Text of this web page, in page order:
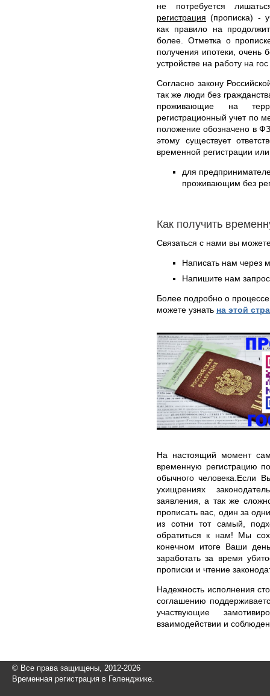
не потребуется
регистрация (прописка) -
как правило на
более. Отметка о
получения ипотеки, очень
устройстве на работу на
Согласно закону
так же люди без
проживающие на
регистрационный учет по
положение обозначено в
этому существует
временной регистрации
для
проживающим без
Как получить
Связаться с нами вы
Написать нам через
Напишите нам
Более подробно о
можете узнать на этой
На настоящий момент
временную регистрацию
обычного человека.Если
ухищрениях
заявления, а так же
прописать вас, один за
из сотни тот самый,
обратиться к нам! Мы
конечном итоге Ваши
заработать за время
прописки и чтение
Надежность исполнения
соглашению
участвующие
взаимодействии и
© Все права защищены, 2012-2026
Временная регистрация в Геленджике.